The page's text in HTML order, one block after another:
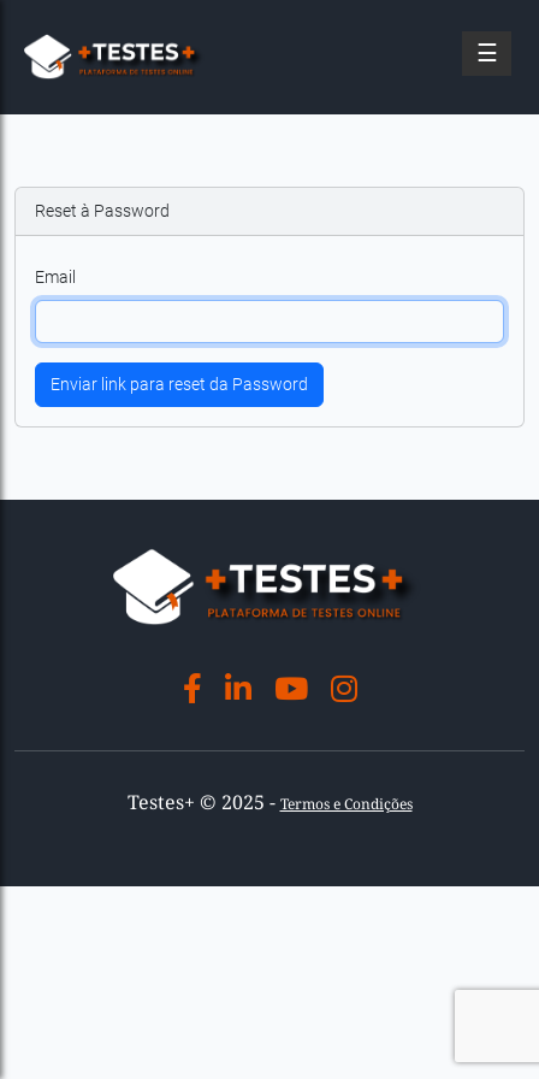
☰
Reset à Password
Email
Enviar link para reset da Password
Testes+ © 2025 - Termos e Condições